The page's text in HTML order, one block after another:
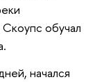
обучал
начался